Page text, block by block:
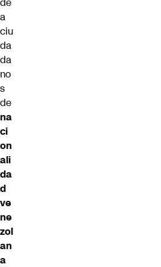
a
ciu
da
da
no
s
de
na
ci
on
ali
da
d
ve
ne
zol
an
a